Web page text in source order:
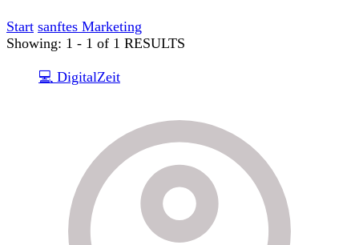
Start sanftes Marketing
Showing: 1 - 1 of 1 RESULTS
💻 DigitalZeit